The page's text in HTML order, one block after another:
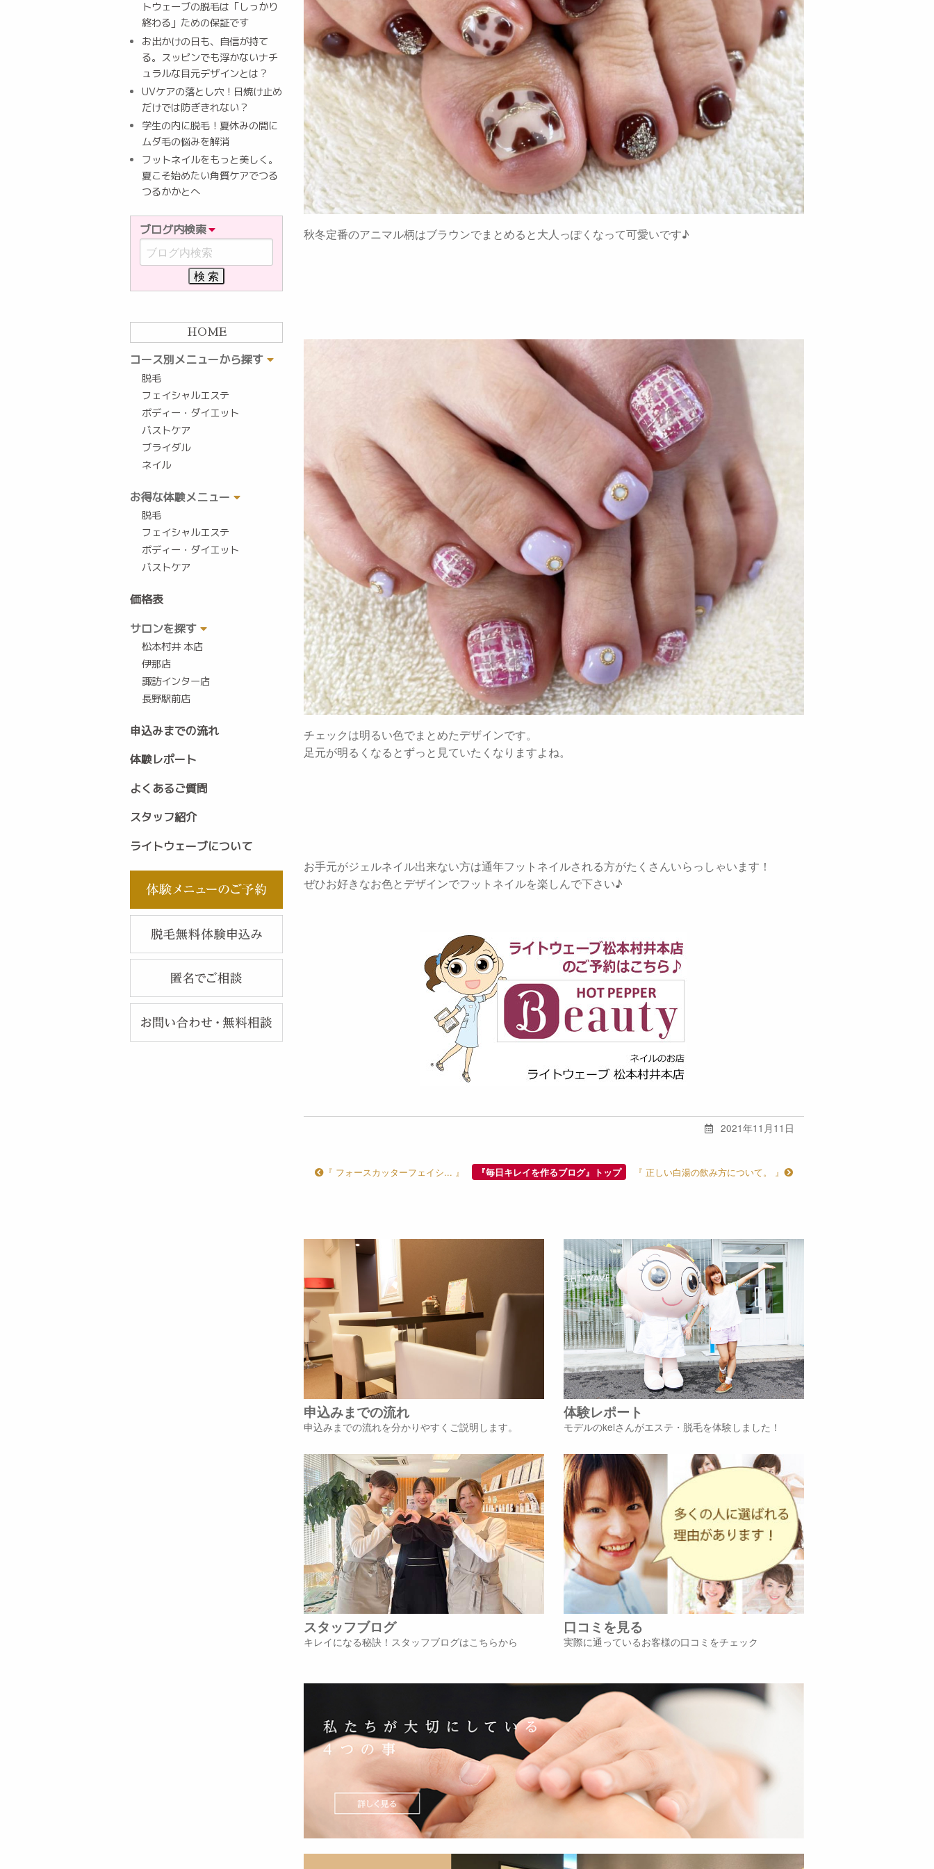
トウェーブの脱毛は「しっかり
終わる」ための保証です
お出かけの日も、自信が持て
る。スッピンでも浮かないナチ
ュラルな目元デザインとは？
UVケアの落とし穴！日焼け止め
だけでは防ぎきれない？
学生の内に脱毛！夏休みの間に
ムダ毛の悩みを解消
フットネイルをもっと美しく。
夏こそ始めたい角質ケアでつる
つるかかとへ
ブログ内検索
HOME
コース別メニューから探す
脱毛
フェイシャルエステ
ボディー・ダイエット
バストケア
ブライダル
ネイル
お得な体験メニュー
脱毛
フェイシャルエステ
ボディー・ダイエット
バストケア
価格表
サロンを探す
松本村井 本店
伊那店
諏訪インター店
長野駅前店
申込みまでの流れ
体験レポート
よくあるご質問
スタッフ紹介
ライトウェーブについて
秋冬定番のアニマル柄はブラウンでまとめると大人っぽくなって可愛いです♪
チェックは明るい色でまとめたデザインです。
足元が明るくなるとずっと見ていたくなりますよね。
お手元がジェルネイル出来ない方は通年フットネイルされる方がたくさんいらっしゃいます！
ぜひお好きなお色とデザインでフットネイルを楽しんで下さい♪
2021年11月11日
『 フォースカッターフェイシ... 』 『毎日キレイを作るブログ』トップ 『 正しい白湯の飲み方について。 』
申込みまでの流れ
申込みまでの流れを分かりやすくご説明します。
体験レポート
モデルのkeiさんがエステ・脱毛を体験しました！
スタッフブログ
キレイになる秘訣！スタッフブログはこちらから
口コミを見る
実際に通っているお客様の口コミをチェック